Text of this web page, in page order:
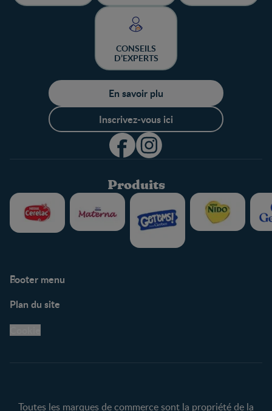
CHANCE DE
CONSEILS
D’EXPERTS
En savoir plu
Inscrivez-vous ici
Produits
Footer menu
Centre de soutien
Avis légaux
Protection des
Plan du site
Toutes les marques de commerce sont la propriété de la